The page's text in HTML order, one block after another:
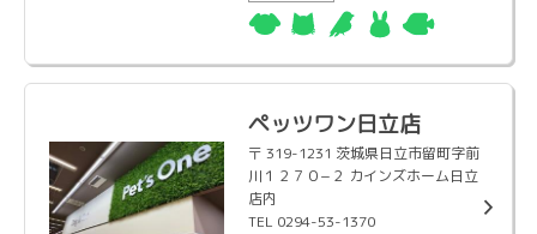
ペッツワン日立店
〒 319-1231 茨城県日立市留町字前
川１２７０−２ カインズホーム日立
店内
TEL 0294-53-1370